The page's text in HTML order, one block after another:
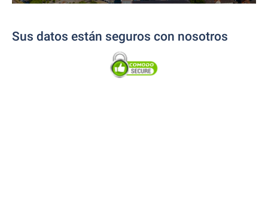
Sus datos están seguros con nosotros